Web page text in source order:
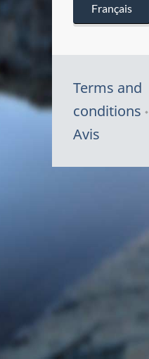
Français
Terms and
conditions
Avis